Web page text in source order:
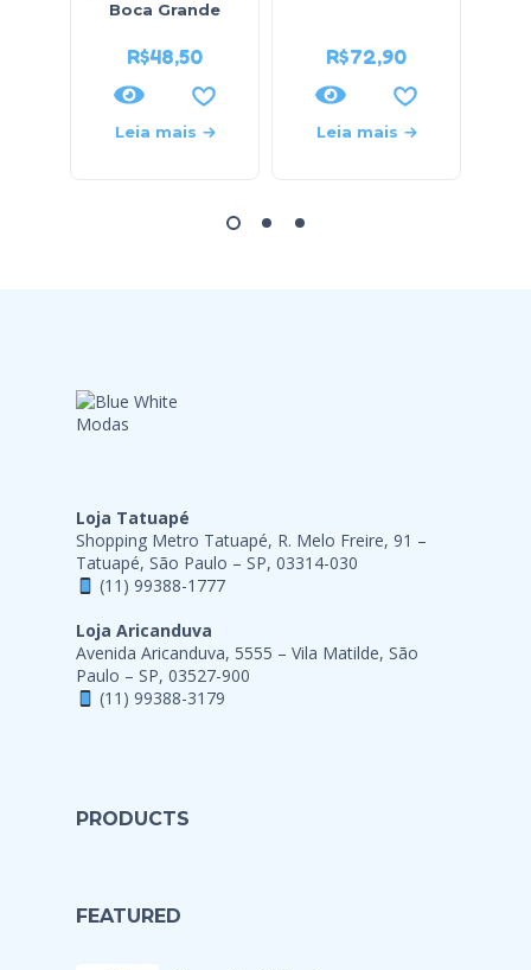
Boca Grande
R$48,50
Leia mais
R$72,90
Leia mais
Loja Tatuapé
Shopping Metro Tatuapé, R. Melo Freire, 91 –
Tatuapé, São Paulo – SP, 03314-030
(11) 99388-1777
Loja Aricanduva
Avenida Aricanduva, 5555 – Vila Matilde, São
Paulo – SP, 03527-900
(11) 99388-3179
PRODUCTS
FEATURED